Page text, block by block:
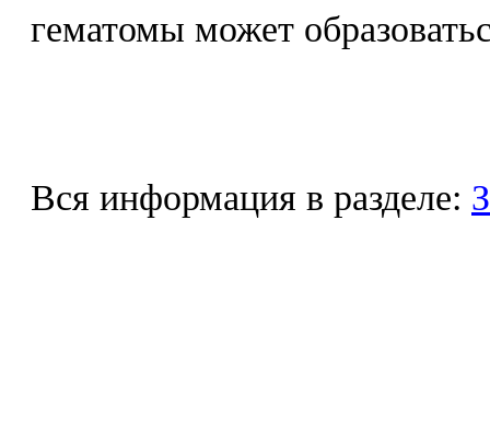
гематомы может
Вся информация в разделе: